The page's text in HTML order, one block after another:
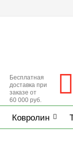
Бесплатная
доставка при
заказе от
60 000 руб.
Ковролин